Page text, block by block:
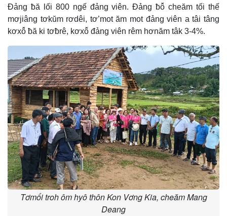
Đảng ƀă lối 800 ngế đảng viên. Đảng ƀô̆ cheăm tối thế
mơjiâng tơkŭm rơdêi, tơ’mot ăm mot đảng viên a tâi tâng
kơxô̆ ƀă ki tơƀrê, kơxô̆ đảng viên rêm hơnăm tâk 3-4%.
Tơmối troh ôm hyô thôn Kon Vơng Kia, cheăm Mang
Deang